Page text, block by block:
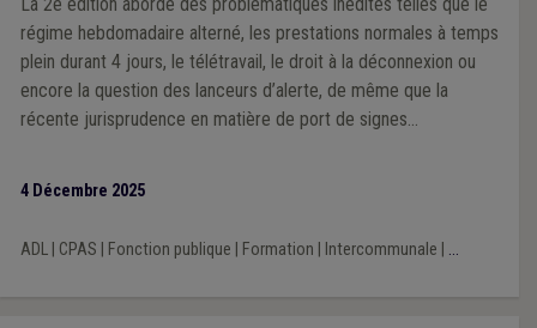
régime hebdomadaire alterné, les prestations normales à temps
plein durant 4 jours, le télétravail, le droit à la déconnexion ou
encore la question des lanceurs d’alerte, de même que la
récente jurisprudence en matière de port de signes
nouveau modèle de règlement de télétravail.
4 Décembre 2025
ADL| CPAS Fonction publique Formation Intercommunale ...